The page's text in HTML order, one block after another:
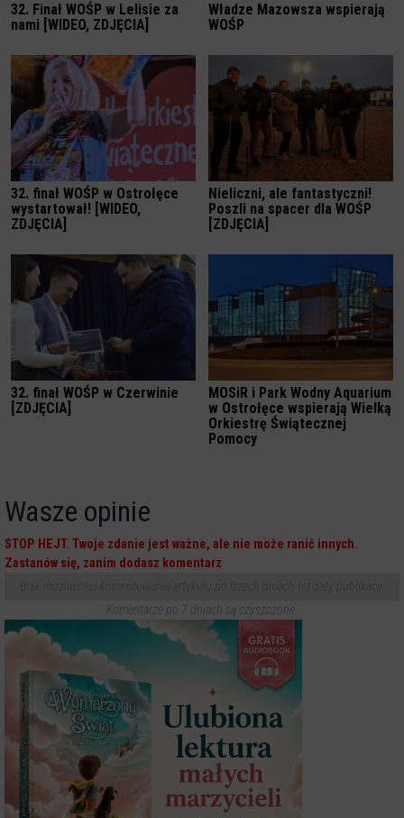
32. Finał WOŚP w Lelisie za
nami [WIDEO, ZDJĘCIA]
Władze Mazowsza wspierają
WOŚP
32. finał WOŚP w Ostrołęce
wystartował! [WIDEO,
ZDJĘCIA]
Nieliczni, ale fantastyczni!
Poszli na spacer dla WOŚP
[ZDJĘCIA]
32. finał WOŚP w Czerwinie
[ZDJĘCIA]
MOSiR i Park Wodny Aquarium
w Ostrołęce wspierają Wielką
Orkiestrę Świątecznej
Pomocy
Wasze opinie
STOP HEJT. Twoje zdanie jest ważne, ale nie może ranić innych.
Zastanów się, zanim dodasz komentarz
Komentarze po 7 dniach są czyszczone.